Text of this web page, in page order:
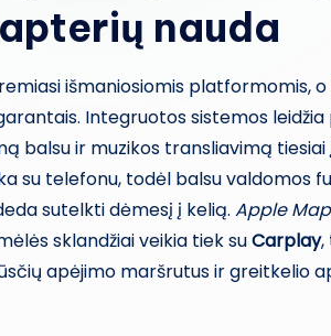
nauda
išmaniosiomis platformomis, o
Integruotos sistemos
balsu ir muzikos transliavimą
su telefonu, todėl balsu valdomos
sutelkti dėmesį į kelią. Apple
sklandžiai veikia tiek suCarplay,
apėjimo maršrutus ir greitkelio